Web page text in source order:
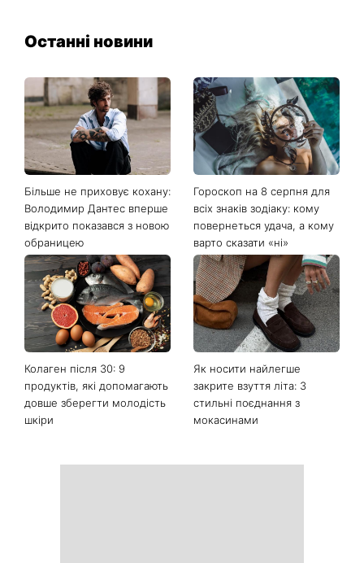
Останні новини
Більше не приховує кохану:
Володимир Дантес вперше
відкрито показався з новою
обраницею
Гороскоп на 8 серпня для
всіх знаків зодіаку: кому
повернеться удача, а кому
варто сказати «ні»
Колаген після 30: 9
продуктів, які допомагають
довше зберегти молодість
шкіри
Як носити найлегше
закрите взуття літа: 3
стильні поєднання з
мокасинами